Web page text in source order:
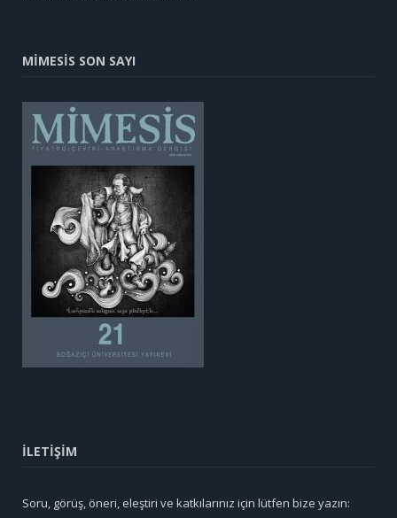
MİMESİS SON SAYI
İLETİŞİM
Soru, görüş, öneri, eleştiri ve katkılarınız için lütfen bize yazın: